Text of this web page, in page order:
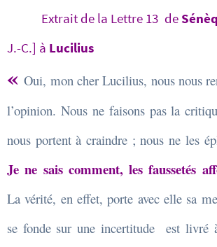
Extrait de la Lettre 13 de
J.-C.] à Lucilius
«Oui, mon cher Lucilius, nous nous
l’opinion. Nous ne faisons pas la
nous portent à craindre ; nous ne les
Je ne sais comment, les faussetés
La vérité, en effet, porte avec elle sa
se fonde sur une incertitude est livré